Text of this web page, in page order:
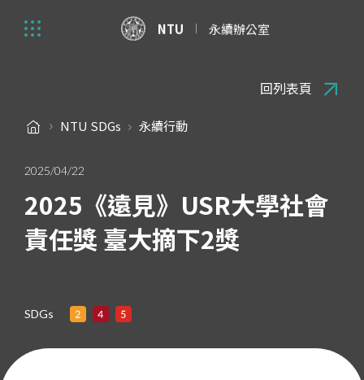
NTU 永續辦公室
NTU SDGs 永續行動
回列表頁
2025/04/22
2025《遠見》USR大學社會
責任獎 臺大摘下2獎
SDGs